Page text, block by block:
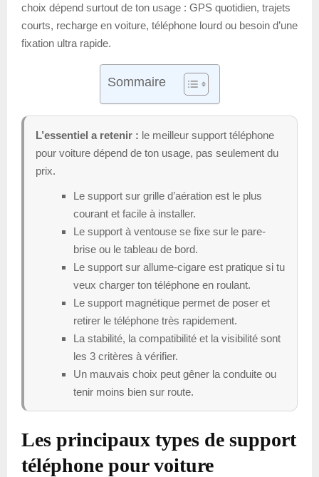
choix dépend surtout de ton usage : GPS quotidien, trajets
courts, recharge en voiture, téléphone lourd ou besoin d’une
fixation ultra rapide.
Sommaire
L’essentiel a retenir : le meilleur support téléphone
pour voiture dépend de ton usage, pas seulement du
prix.
Le support sur grille d’aération est le plus
courant et facile à installer.
Le support à ventouse se fixe sur le pare-
brise ou le tableau de bord.
Le support sur allume-cigare est pratique si tu
veux charger ton téléphone en roulant.
Le support magnétique permet de poser et
retirer le téléphone très rapidement.
La stabilité, la compatibilité et la visibilité sont
les 3 critères à vérifier.
Un mauvais choix peut gêner la conduite ou
tenir moins bien sur route.
Les principaux types de support
téléphone pour voiture